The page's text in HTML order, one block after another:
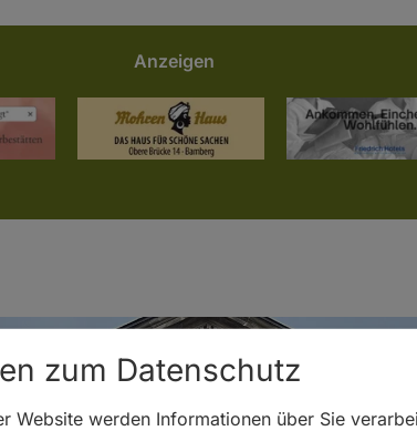
Anzeigen
zum Datenschutz
Website werden Informationen über Sie